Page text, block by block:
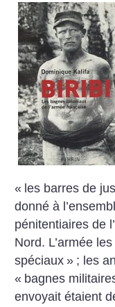
« les barres de
donné à
pénitentiaires de
Nord. L’armée
spéciaux » ; les
« bagnes
envoyait étaient